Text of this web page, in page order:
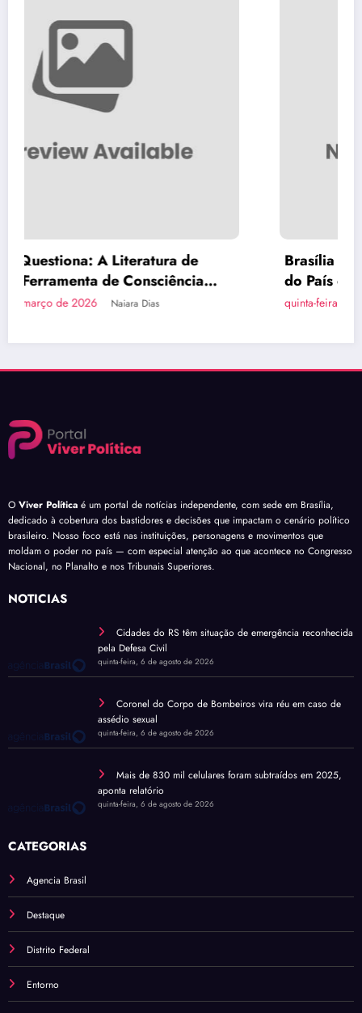
Brasília Inova com a Primeira Rota Turística
do País em Ônibus a Hidrogênio Verde
quinta-feira, 26 de março de 2026
O Viver Política é um portal de notícias independente, com sede em Brasília,
dedicado à cobertura dos bastidores e decisões que impactam o cenário político
brasileiro. Nosso foco está nas instituições, personagens e movimentos que
moldam o poder no país — com especial atenção ao que acontece no Congresso
Nacional, no Planalto e nos Tribunais Superiores.
NOTÍCIAS
Cidades do RS têm situação de emergência reconhecida
pela Defesa Civil
quinta-feira, 6 de agosto de 2026
Coronel do Corpo de Bombeiros vira réu em caso de
assédio sexual
quinta-feira, 6 de agosto de 2026
Mais de 830 mil celulares foram subtraídos em 2025,
aponta relatório
quinta-feira, 6 de agosto de 2026
CATEGORIAS
Agencia Brasil
Destaque
Distrito Federal
Entorno